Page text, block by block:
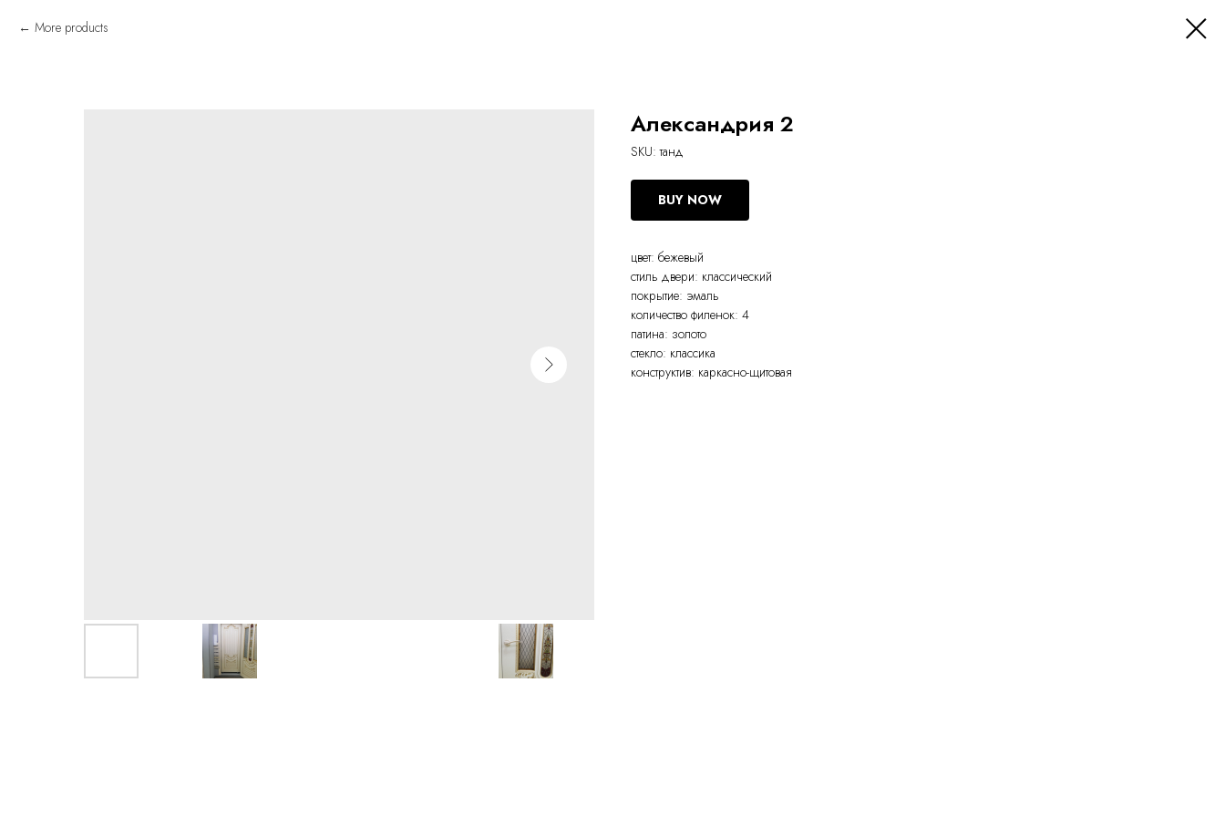
More products
Александрия 2
SKU:танд
BUY NOW
цвет: бежевый
стиль двери: классический
покрытие: эмаль
количество филенок: 4
патина: золото
стекло: классика
конструктив: каркасно-щитовая